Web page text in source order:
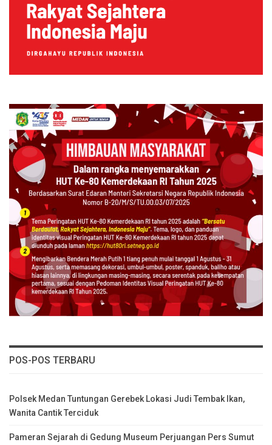
POS-POS TERBARU
Polsek Medan Tuntungan Gerebek Lokasi Judi Tembak Ikan,
Wanita Cantik Terciduk
Pameran Sejarah di Gedung Museum Perjuangan Pers Sumut